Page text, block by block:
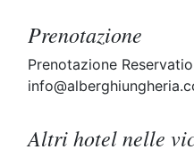
Prenotazione
Prenotazione
Altri hotel nelle